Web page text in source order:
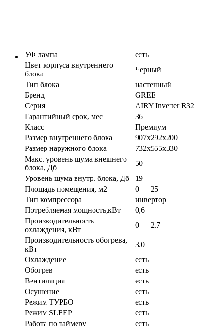
УФ лампа
есть
Цвет корпуса внутреннего
блока
Черный
Тип блока
настенный
Бренд
GREE
Серия
AIRY Inverter R32
Гарантийный срок, мес
36
Класс
Премиум
Размер внутреннего блока
907х292х200
Размер наружного блока
732х555х330
Макс. уровень шума внешнего
блока, Дб
50
Уровень шума внутр. блока, Дб
19
Площадь помещения, м2
0 — 25
Тип компрессора
инвертор
Потребляемая мощность,кВт
0,6
Производительность
охлаждения, кВт
0 — 2.7
Производительность обогрева,
кВт
3.0
Охлаждение
есть
Обогрев
есть
Вентиляция
есть
Осушение
есть
Режим ТУРБО
есть
Режим SLEEP
есть
Работа по таймеру
есть